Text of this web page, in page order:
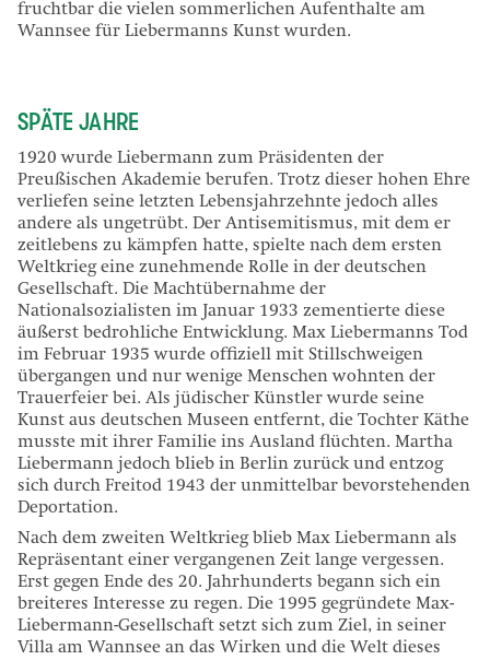
fruchtbar die vielen sommerlichen Aufenthalte am
Wannsee für Liebermanns Kunst wurden.
SPÄTE JAHRE
1920 wurde Liebermann zum Präsidenten der
Preußischen Akademie berufen. Trotz dieser hohen Ehre
verliefen seine letzten Lebensjahrzehnte jedoch alles
andere als ungetrübt. Der Antisemitismus, mit dem er
zeitlebens zu kämpfen hatte, spielte nach dem ersten
Weltkrieg eine zunehmende Rolle in der deutschen
Gesellschaft. Die Machtübernahme der
Nationalsozialisten im Januar 1933 zementierte diese
äußerst bedrohliche Entwicklung. Max Liebermanns Tod
im Februar 1935 wurde offiziell mit Stillschweigen
übergangen und nur wenige Menschen wohnten der
Trauerfeier bei. Als jüdischer Künstler wurde seine
Kunst aus deutschen Museen entfernt, die Tochter Käthe
musste mit ihrer Familie ins Ausland flüchten. Martha
Liebermann jedoch blieb in Berlin zurück und entzog
sich durch Freitod 1943 der unmittelbar bevorstehenden
Deportation.
Nach dem zweiten Weltkrieg blieb Max Liebermann als
Repräsentant einer vergangenen Zeit lange vergessen.
Erst gegen Ende des 20. Jahrhunderts begann sich ein
breiteres Interesse zu regen. Die 1995 gegründete Max-
Liebermann-Gesellschaft setzt sich zum Ziel, in seiner
Villa am Wannsee an das Wirken und die Welt dieses